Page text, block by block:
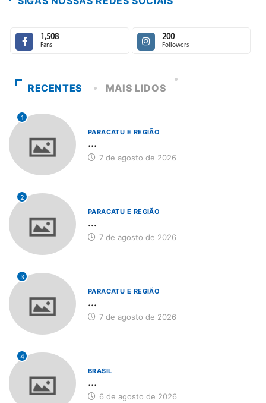
1,508
Fans
200
Followers
RECENTES MAIS LIDOS
1
PARACATU E REGIÃO
...
7 de agosto de 2026
2
PARACATU E REGIÃO
...
7 de agosto de 2026
3
PARACATU E REGIÃO
...
7 de agosto de 2026
4
BRASIL
...
6 de agosto de 2026